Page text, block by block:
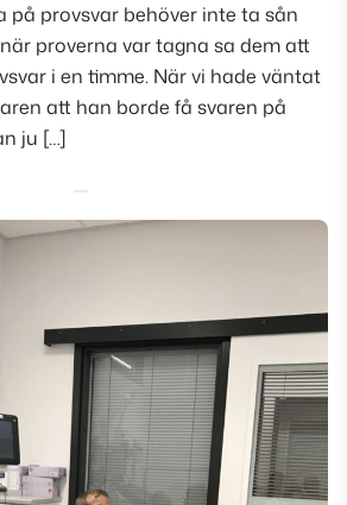
på provsvar behöver inte ta sån
proverna var tagna sa dem att
i en timme. När vi hade väntat
att han borde få svaren på
ju […]